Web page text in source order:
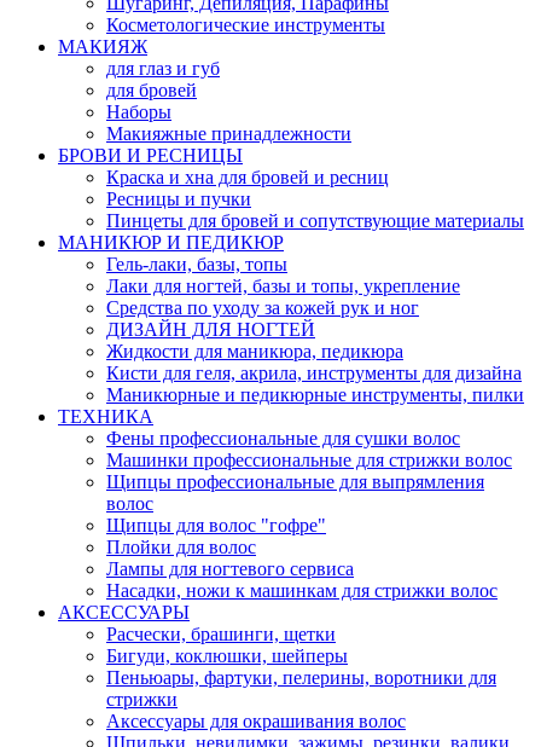
Косметологические инструменты
МАКИЯЖ
для глаз и губ
для бровей
Наборы
Макияжные принадлежности
БРОВИ И РЕСНИЦЫ
Краска и хна для бровей и ресниц
Ресницы и пучки
Пинцеты для бровей и сопутствующие материалы
МАНИКЮР И ПЕДИКЮР
Гель-лаки, базы, топы
Лаки для ногтей, базы и топы, укрепление
Средства по уходу за кожей рук и ног
ДИЗАЙН ДЛЯ НОГТЕЙ
Жидкости для маникюра, педикюра
Кисти для геля, акрила, инструменты для дизайна
Маникюрные и педикюрные инструменты, пилки
ТЕХНИКА
Фены профессиональные для сушки волос
Машинки профессиональные для стрижки волос
Щипцы профессиональные для выпрямления
волос
Щипцы для волос "гофре"
Плойки для волос
Лампы для ногтевого сервиса
Насадки, ножи к машинкам для стрижки волос
АКСЕССУАРЫ
Расчески, брашинги, щетки
Бигуди, коклюшки, шейперы
Пеньюары, фартуки, пелерины, воротники для
стрижки
Аксессуары для окрашивания волос